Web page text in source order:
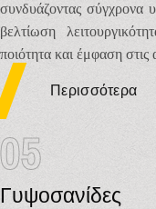
συνδυάζοντας σύγχρονα
βελτίωση
ποιότητα και έμφαση
Περισσότερα
05
Γυψοσανίδες